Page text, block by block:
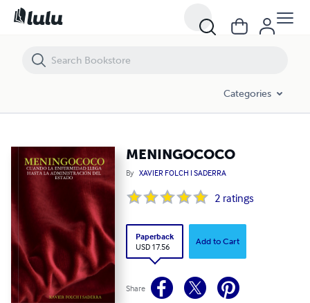
Categories
MENINGOCOCO
By XAVIER FOLCH I SADERRA
2 ratings
Paperback
USD 17.56
Add to Cart
Share
MENINGOCOCO